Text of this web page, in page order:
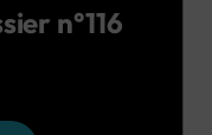
n°116